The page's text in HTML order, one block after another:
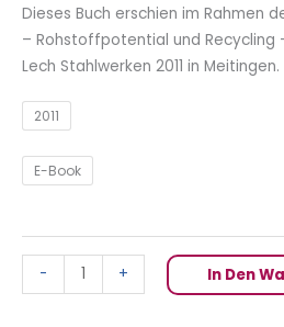
Dieses Buch erschien im Rahmen
– Rohstoffpotential und Recycling
Lech Stahlwerken 2011 in Meitingen.
2011
E-Book
- + In Den